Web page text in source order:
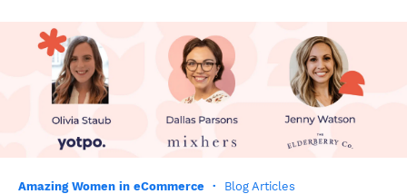
Amazing Women in eCommerce · Blog Articles